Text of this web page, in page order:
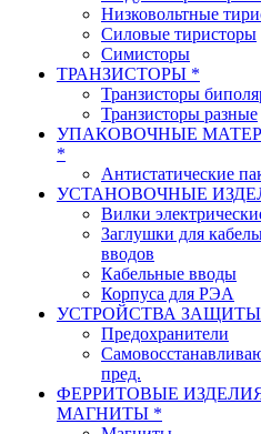
Низковольтные
Силовые тиристоры
Симисторы
ТРАНЗИСТОРЫ *
Транзисторы
Транзисторы разные
УПАКОВОЧНЫЕ
*
Антистатические
УСТАНОВОЧНЫЕ
Вилки
Заглушки для
вводов
Кабельные вводы
Корпуса для РЭА
УСТРОЙСТВА
Предохранители
пред.
ФЕРРИТОВЫЕ
МАГНИТЫ *